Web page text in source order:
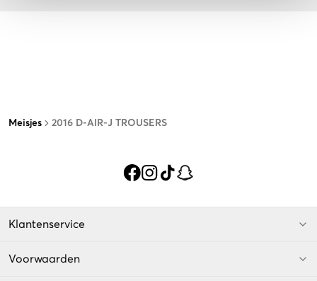
Meisjes 2016 D-AIR-J TROUSERS
Klantenservice
Voorwaarden